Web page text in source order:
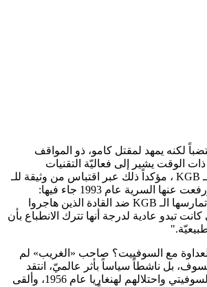
لكنه يمهد لمقتل كامو، ذو المواقف
ذات الوقت يشير إلى فعاليّة التقنيات
المستخدمة من قبل الـ KGB ، مؤكداً ذلك عبر اقتباس من وثيقة للـ
CIA تعود لعام 1964 ورفعت عنها السرية عام 1993 جاء فيها:
"الاغتيالات التي كانت تمارسها الـ KGB ضد القادة الذين هاجروا
تبدو عادية لدرجة أنها تترك الانطباع بأن
مع السوفييت؟ صاحب «الغريب» لم
بل ناشطاً سياساً بأثر عالميّ، انتقد
بشدة ووضوح الاتحاد السوفيتي واحتلالهم لهنغاريا عام 1956، وألقى